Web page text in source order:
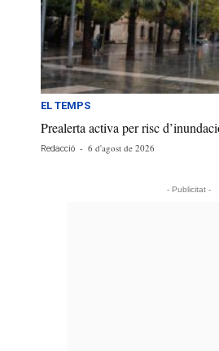
EL TEMPS
Prealerta activa per risc
Redacció - 6 d'agost de 2026
- Publicitat -